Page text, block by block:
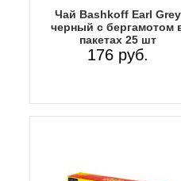
Чай Bashkoff Earl Grey
черный с бергамотом
пакетах 25 шт
176 руб.